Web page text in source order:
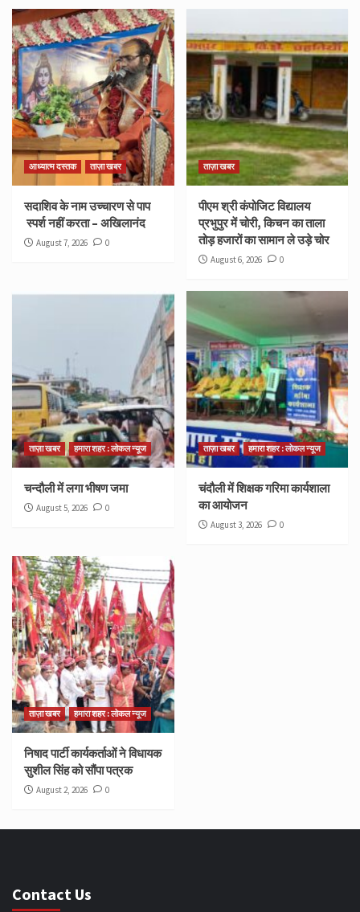
आध्यात्म दस्तक ताज़ा खबर
सदाशिव के नाम उच्चारण से पाप
स्पर्श नहीं करता – अखिलानंद
August 7, 2026 0
ताज़ा खबर
पीएम श्री कंपोजिट विद्यालय
प्रभुपुर में चोरी, किचन का ताला
तोड़ हजारों का सामान ले उड़े चोर
August 6, 2026 0
ताज़ा खबर हमारा शहर : लोकल न्यूज
चन्दौली में लगा भीषण जमा
August 5, 2026 0
ताज़ा खबर हमारा शहर : लोकल न्यूज
चंदौली में शिक्षक गरिमा कार्यशाला
का आयोजन
August 3, 2026 0
ताज़ा खबर हमारा शहर : लोकल न्यूज
निषाद पार्टी कार्यकर्ताओं ने विधायक
सुशील सिंह को सौंपा पत्रक
August 2, 2026 0
Contact Us